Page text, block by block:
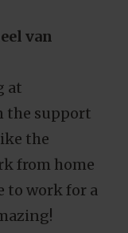
van
at
the support
the
from home
to work for a